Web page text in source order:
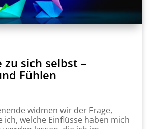
zu sich selbst –
Fühlen
widmen wir der Frage,
ich, welche Einflüsse haben mich